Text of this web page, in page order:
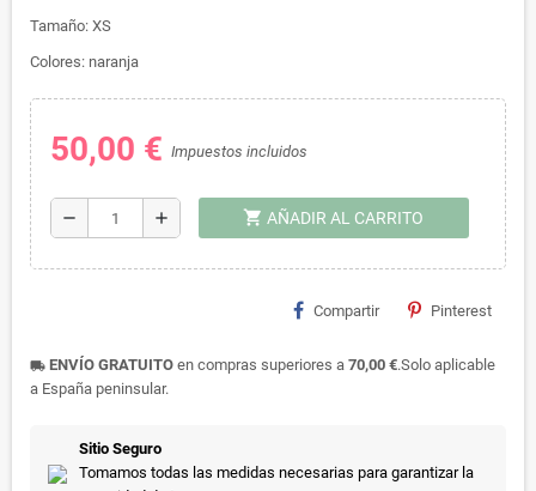
Tamaño: XS
Colores: naranja
50,00 € Impuestos incluidos
remove add shopping_cart AÑADIR AL CARRITO
Compartir Pinterest
local_shipping ENVÍO GRATUITO en compras superiores a 70,00 €.Solo aplicable
a España peninsular.
Sitio Seguro
Tomamos todas las medidas necesarias para garantizar la